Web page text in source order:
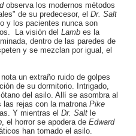
observa los modernos métodos
de su predecesor, el Dr. Salt
y los pacientes nunca son
La visión del Lamb es la
dentro de las paredes de
y se mezclan por igual, el
nota un extraño ruido de golpes
de su dormitorio. Intrigado,
del asilo. Allí se asombra al
las rejas con la matrona Pike
Y mientras el Dr. Salt le
, el horror se apodera de Edward
han tomado el asilo.